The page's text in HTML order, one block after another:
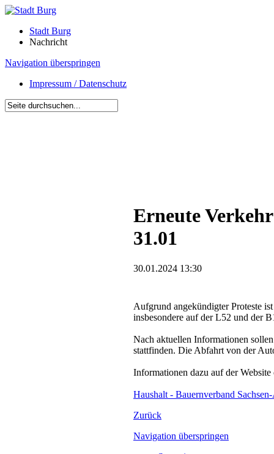
Stadt Burg
Nachricht
Navigation überspringen
Impressum / Datenschutz
Erneute
31.01
30.01.2024 13:30
Aufgrund angekündigter Proteste
insbesondere auf der L52 und der
Nach aktuellen Informationen
stattfinden. Die Abfahrt von der
Informationen dazu auf der
Haushalt - Bauernverband
Zurück
Navigation überspringen